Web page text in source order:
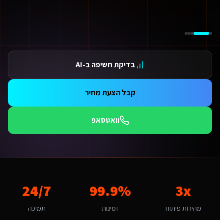
התאמת אתרים ו-SaaS למנועי חיפוש — שירות התאמת אתרים ו-SaaS למנועי חיפוש מתקדם
24/7 תמיכה
מומחה לפיתוח אתרים
האם יש עלויות נוספות מעבר לפיתוח?
העלות כוללת את הפיתוח, העלייה לאוויר וההדרכה. בנוסף יש עלות חודשית של אחסון ותחזוקה (החל מ-250₪/חודש) הכוללת גיבויים, עדכוני אבטחה ותמיכה טכנית. עבור שירותים
מתי כדאי להתחיל את הפרויקט?
האתגר המרכזי בחדרה הוא "הפיכה למרכז עסקים אזורי". מומחה לפיתוח
איך מתבצע קידום האתר בגוגל (SEO)?
כל אתר שאנו בונים מותאם ל-SEO ולמנועי AI כמו ChatGPT ו-Gemini. עבור שירותים דיגיטליים ליועצי בטיחות אש בחדרה אנו מיישמים: מבנה URL סמנטי, Schema markup מותאם, תוכן ייחודי לכל עמוד, ואופטימיזציה טכנית מתקדמת שמבטיחה דירוג גבוה.
בדיקת חשיפה ב-AI
קבל הצעת מחיר
וואטסאפ
3x
מהירות פיתוח
99.9%
זמינות
24/7
תמיכה